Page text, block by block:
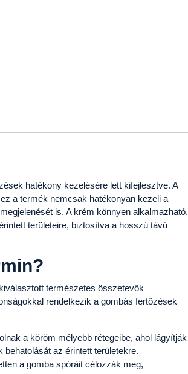
hatékony kezelésére lett kifejlesztve. A
a termék nemcsak hatékonyan kezeli a
is. A krém könnyen alkalmazható,
területeire, biztosítva a hosszú távú
természetes összetevők
rendelkezik a gombás fertőzések
a köröm mélyebb rétegeibe, ahol lágyítják
az érintett területekre.
a gomba spóráit célozzák meg,